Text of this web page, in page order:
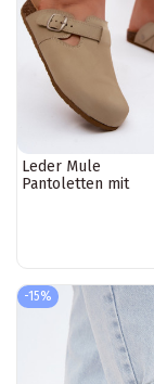
Leder Mule
Pantoletten mit
-15%